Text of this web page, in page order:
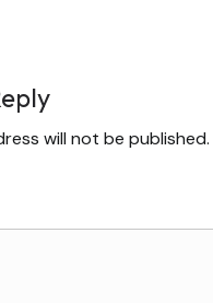
will not be published.